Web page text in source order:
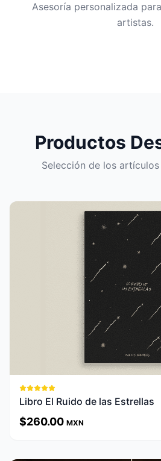
Asesoría personalizada
artistas.
Productos
Selección de los
Libro El Ruido de las Estrellas
$260.00 MXN